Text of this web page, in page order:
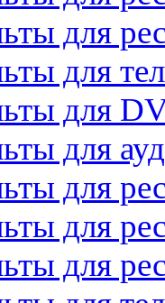
для
для
для
для
для
для
для